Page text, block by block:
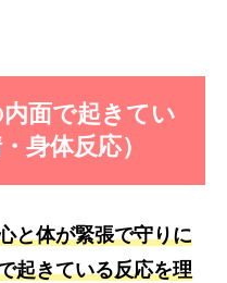
面で起きてい
身体反応）
と体が緊張で守りに
起きている反応を理